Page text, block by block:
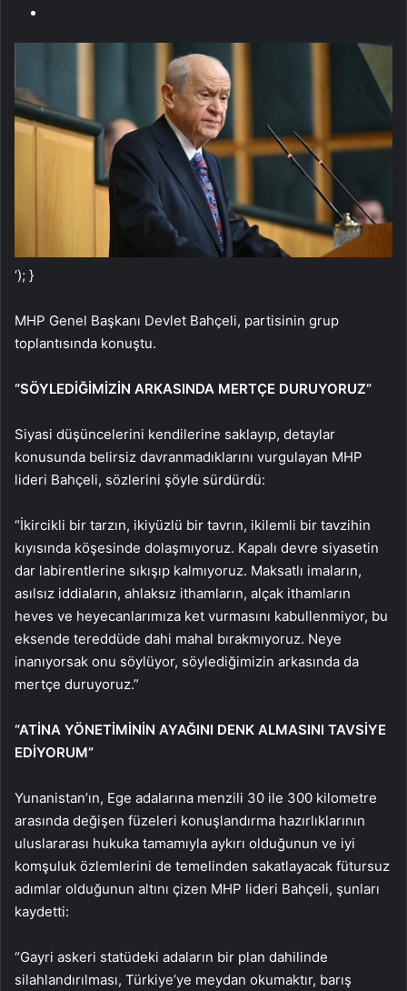
‘); }
MHP Genel Başkanı Devlet Bahçeli, partisinin grup
toplantısında konuştu.
“SÖYLEDİĞİMİZİN ARKASINDA MERTÇE DURUYORUZ”
Siyasi düşüncelerini kendilerine saklayıp, detaylar
konusunda belirsiz davranmadıklarını vurgulayan MHP
lideri Bahçeli, sözlerini şöyle sürdürdü:
“İkircikli bir tarzın, ikiyüzlü bir tavrın, ikilemli bir tavzihin
kıyısında köşesinde dolaşmıyoruz. Kapalı devre siyasetin
dar labirentlerine sıkışıp kalmıyoruz. Maksatlı imaların,
asılsız iddiaların, ahlaksız ithamların, alçak ithamların
heves ve heyecanlarımıza ket vurmasını kabullenmiyor, bu
eksende tereddüde dahi mahal bırakmıyoruz. Neye
inanıyorsak onu söylüyor, söylediğimizin arkasında da
mertçe duruyoruz.”
“ATİNA YÖNETİMİNİN AYAĞINI DENK ALMASINI TAVSİYE
EDİYORUM”
Yunanistan’ın, Ege adalarına menzili 30 ile 300 kilometre
arasında değişen füzeleri konuşlandırma hazırlıklarının
uluslararası hukuka tamamıyla aykırı olduğunun ve iyi
komşuluk özlemlerini de temelinden sakatlayacak fütursuz
adımlar olduğunun altını çizen MHP lideri Bahçeli, şunları
kaydetti:
“Gayri askeri statüdeki adaların bir plan dahilinde
silahlandırılması, Türkiye’ye meydan okumaktır, barış